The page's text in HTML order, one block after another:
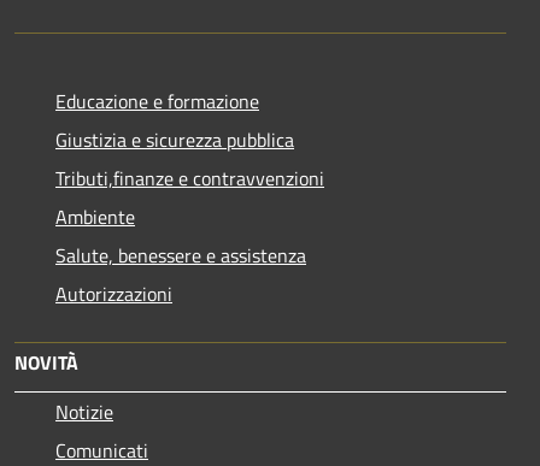
Educazione e formazione
Giustizia e sicurezza pubblica
Tributi,finanze e contravvenzioni
Ambiente
Salute, benessere e assistenza
Autorizzazioni
NOVITÀ
Notizie
Comunicati